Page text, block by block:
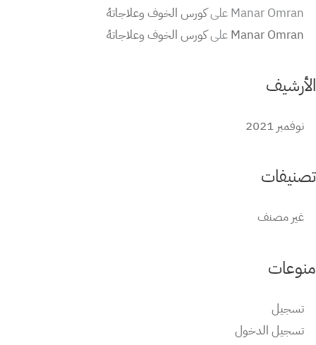
Manar Omran علىكورس الخوف وعلاجاتهُ
Manar Omran علىكورس الخوف وعلاجاتهُ
الأرشيف
نوفمبر 2021
تصنيفات
غير مصنف
منوعات
تسجيل
تسجيل الدخول